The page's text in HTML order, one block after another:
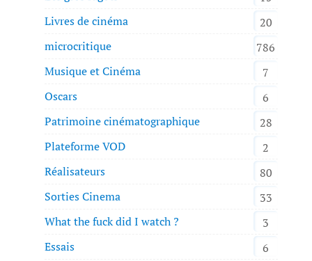
Livres de cinéma
20
microcritique
786
Musique et Cinéma
7
Oscars
6
Patrimoine cinématographique
28
Plateforme VOD
2
Réalisateurs
80
Sorties Cinema
33
What the fuck did I watch ?
3
Essais
6